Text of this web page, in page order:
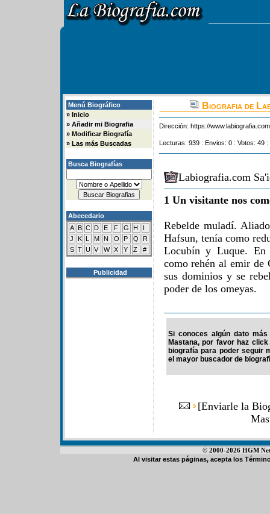
Menú Biográfico
» Inicio
» Añadir mi Biografia
» Modificar Biografía
» Las más Buscadas
Busca Biografías
Abecedario
A B C D E F G H
I
J
K L M N O P Q
R
S T U V W X Y Z #
Publicidad
Biografia de
Dirección: https://
Lecturas: 939 : Envios: 0 : Votos: 49
Labiografia.com
1 Un visitante nos
Rebelde muladí.
Hafsun, tenía como
Locubín y Luque. En
como rehén al emir de
sus dominios y se
poder de los omeyas.
Si conoces algún dato
Mastana, por favor haz
biografía para poder seguir
el mayor buscador de
[Enviarle la
© 2000-2026 HGM
Al visitar estas páginas, acepta los